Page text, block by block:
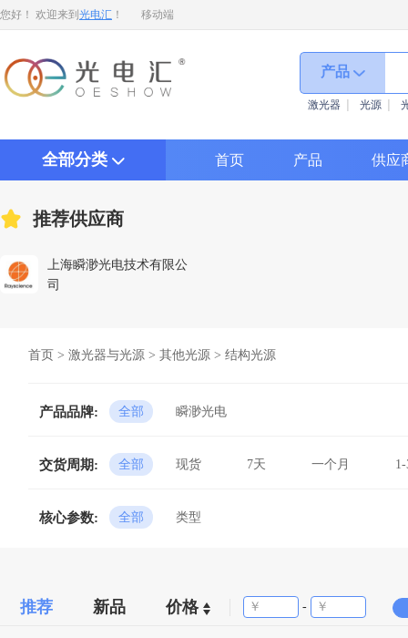
您好！ 欢迎来到 光电汇 ！ 移动端
产品
激光器 光源
全部分类 首页 产品 供应
推荐供应商
上海瞬渺光电技术有限公
司
首页 > 激光器与光源 > 其他光源 > 结构光源
产品品牌: 全部 瞬渺光电
交货周期: 全部 现货 7天 一个月
核心参数: 全部 类型
推荐 新品 价格 -